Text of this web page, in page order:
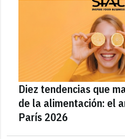
Diez tendencias que
de la alimentación: el
París 2026